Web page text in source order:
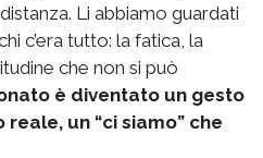
Li abbiamo guardati
c’era tutto: la fatica, la
che non si può
è diventato un gesto
un “ci siamo” che